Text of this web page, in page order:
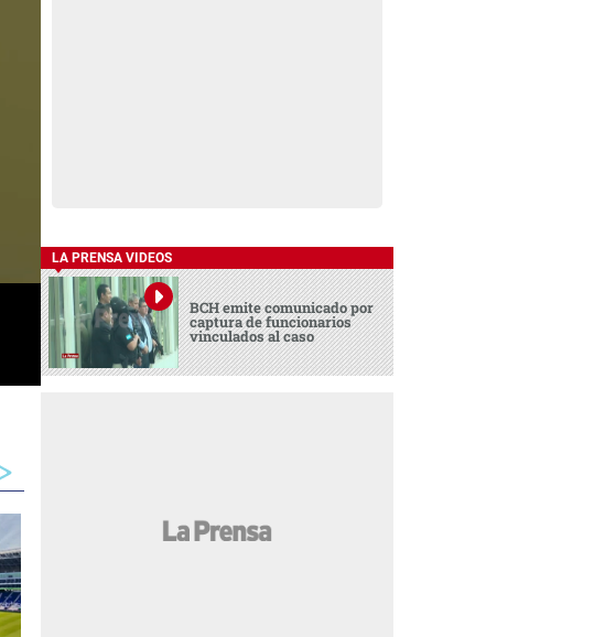
LA PRENSA VIDEOS
BCH emite comunicado por
captura de funcionarios
vinculados al caso